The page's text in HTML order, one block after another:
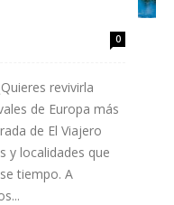
0
revivirla
de Europa más
de El Viajero
y localidades que
tiempo. A